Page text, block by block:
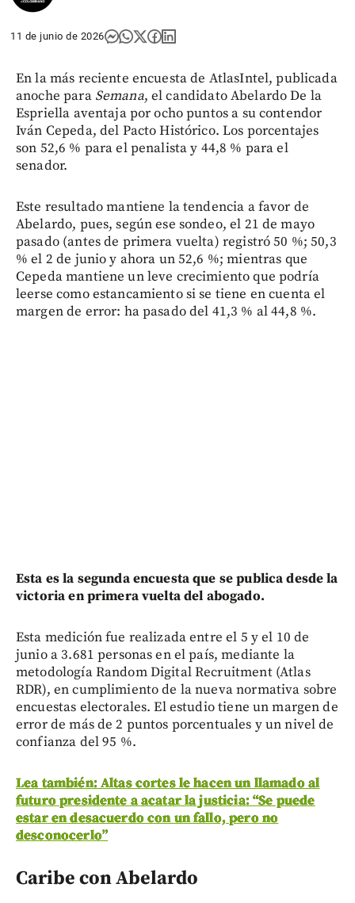
11 de junio de 2026
En la más reciente encuesta de AtlasIntel, publicada
anoche para Semana, el candidato Abelardo De la
Espriella aventaja por ocho puntos a su contendor
Iván Cepeda, del Pacto Histórico. Los porcentajes
son 52,6 % para el penalista y 44,8 % para el
senador.
Este resultado mantiene la tendencia a favor de
Abelardo, pues, según ese sondeo, el 21 de mayo
pasado (antes de primera vuelta) registró 50 %; 50,3
% el 2 de junio y ahora un 52,6 %; mientras que
Cepeda mantiene un leve crecimiento que podría
leerse como estancamiento si se tiene en cuenta el
margen de error: ha pasado del 41,3 % al 44,8 %.
Esta es la segunda encuesta que se publica desde la
victoria en primera vuelta del abogado.
Esta medición fue realizada entre el 5 y el 10 de
junio a 3.681 personas en el país, mediante la
metodología Random Digital Recruitment (Atlas
RDR), en cumplimiento de la nueva normativa sobre
encuestas electorales. El estudio tiene un margen de
error de más de 2 puntos porcentuales y un nivel de
confianza del 95 %.
Lea también: Altas cortes le hacen un llamado al
futuro presidente a acatar la justicia: “Se puede
estar en desacuerdo con un fallo, pero no
desconocerlo”
Caribe con Abelardo